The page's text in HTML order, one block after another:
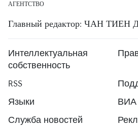
АГЕНТСТВО
Главный редактор: ЧАН ТИЕН
Интеллектуальная
собственность
RSS
Языки
ВИА
Служба новостей